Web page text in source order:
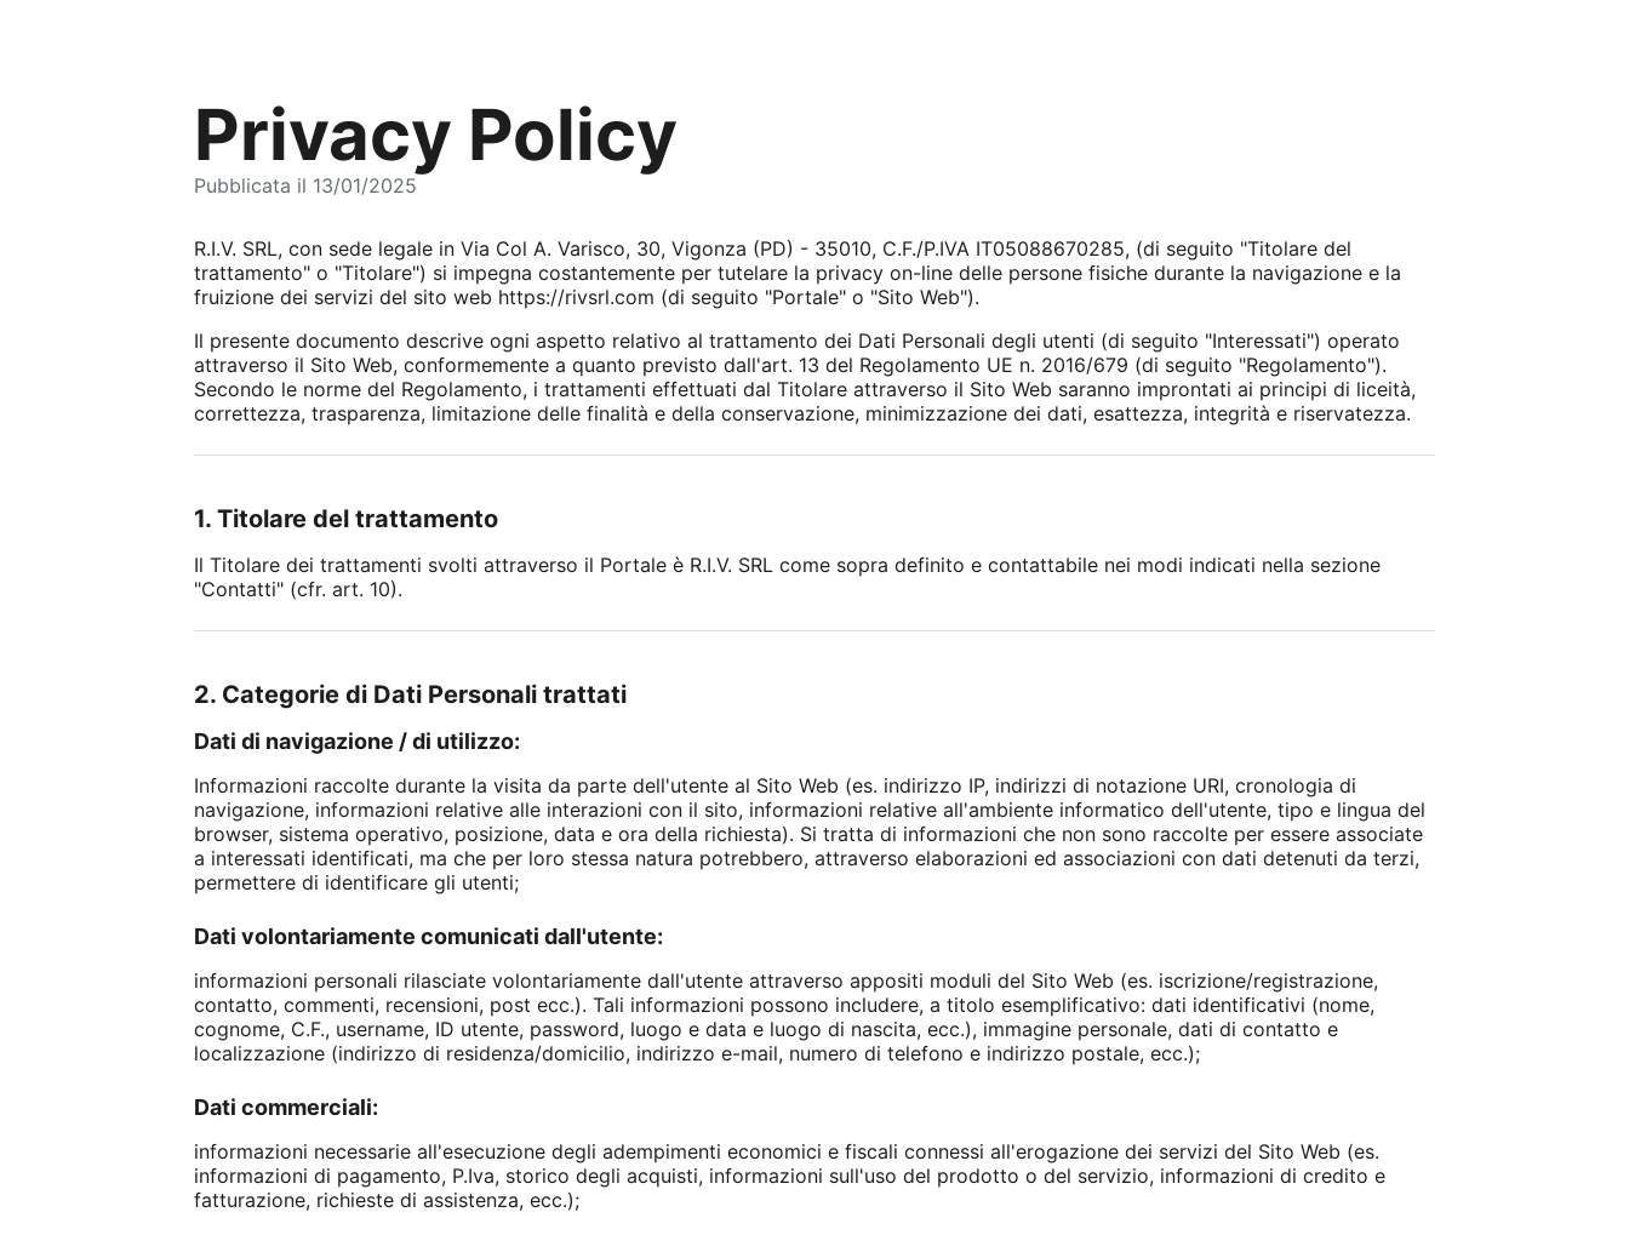
Privacy Policy
Pubblicata il 13/01/2025
R.I.V. SRL, con sede legale in Via Col A. Varisco, 30, Vigonza (PD) - 35010, C.F./P.IVA IT05088670285, (di seguito "Titolare del
trattamento" o "Titolare") si impegna costantemente per tutelare la privacy on-line delle persone fisiche durante la navigazione e la
fruizione dei servizi del sito web https://rivsrl.com (di seguito "Portale" o "Sito Web").
Il presente documento descrive ogni aspetto relativo al trattamento dei Dati Personali degli utenti (di seguito "Interessati") operato
attraverso il Sito Web, conformemente a quanto previsto dall'art. 13 del Regolamento UE n. 2016/679 (di seguito "Regolamento").
Secondo le norme del Regolamento, i trattamenti effettuati dal Titolare attraverso il Sito Web saranno improntati ai principi di liceità,
correttezza, trasparenza, limitazione delle finalità e della conservazione, minimizzazione dei dati, esattezza, integrità e riservatezza.
1. Titolare del trattamento
Il Titolare dei trattamenti svolti attraverso il Portale è R.I.V. SRL come sopra definito e contattabile nei modi indicati nella sezione
"Contatti" (cfr. art. 10).
2. Categorie di Dati Personali trattati
Dati di navigazione / di utilizzo:
Informazioni raccolte durante la visita da parte dell'utente al Sito Web (es. indirizzo IP, indirizzi di notazione URI, cronologia di
navigazione, informazioni relative alle interazioni con il sito, informazioni relative all'ambiente informatico dell'utente, tipo e lingua del
browser, sistema operativo, posizione, data e ora della richiesta). Si tratta di informazioni che non sono raccolte per essere associate
a interessati identificati, ma che per loro stessa natura potrebbero, attraverso elaborazioni ed associazioni con dati detenuti da terzi,
permettere di identificare gli utenti;
Dati volontariamente comunicati dall'utente:
informazioni personali rilasciate volontariamente dall'utente attraverso appositi moduli del Sito Web (es. iscrizione/registrazione,
contatto, commenti, recensioni, post ecc.). Tali informazioni possono includere, a titolo esemplificativo: dati identificativi (nome,
cognome, C.F., username, ID utente, password, luogo e data e luogo di nascita, ecc.), immagine personale, dati di contatto e
localizzazione (indirizzo di residenza/domicilio, indirizzo e-mail, numero di telefono e indirizzo postale, ecc.);
Dati commerciali:
informazioni necessarie all'esecuzione degli adempimenti economici e fiscali connessi all'erogazione dei servizi del Sito Web (es.
informazioni di pagamento, P.Iva, storico degli acquisti, informazioni sull'uso del prodotto o del servizio, informazioni di credito e
fatturazione, richieste di assistenza, ecc.);